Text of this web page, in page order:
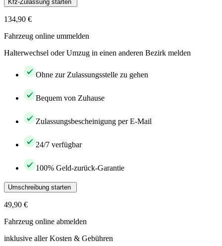
Kfz-Zulassung starten
134,90 €
Fahrzeug online ummelden
Halterwechsel oder Umzug in einen anderen Bezirk melden
Ohne zur Zulassungsstelle zu gehen
Bequem von Zuhause
Zulassungsbescheinigung per E-Mail
24/7 verfügbar
100% Geld-zurück-Garantie
Umschreibung starten
49,90 €
Fahrzeug online abmelden
inklusive aller Kosten & Gebühren